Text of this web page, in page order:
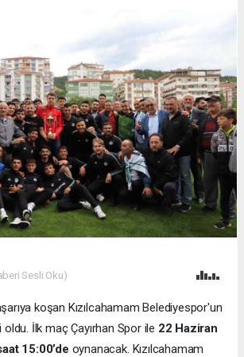
Sesli Oku)
koşan Kızılcahamam Belediyespor'un
İlk maç Çayırhan Spor ile 22 Haziran
15:00’de oynanacak. Kızılcahamam